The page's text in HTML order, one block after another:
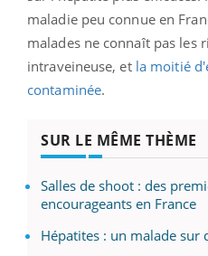
maladie peu connue en
malades ne connaît pas les
intraveineuse, et la moitié
contaminée.
SUR LE MÊME THÈME
Salles de shoot : des
encourageants en France
Hépatites : un malade sur